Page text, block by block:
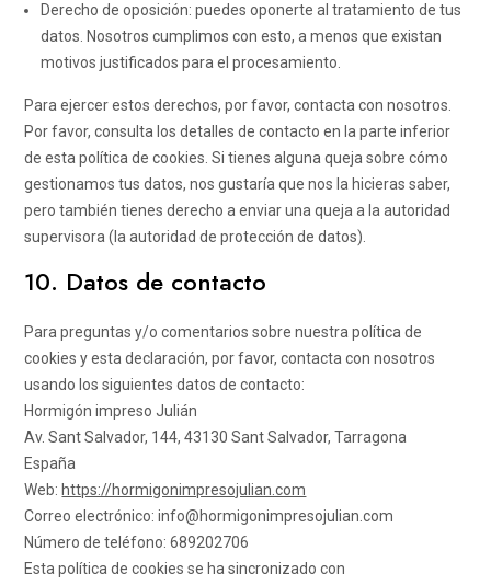
Derecho de oposición: puedes oponerte al tratamiento de tus
datos. Nosotros cumplimos con esto, a menos que existan
motivos justificados para el procesamiento.
Para ejercer estos derechos, por favor, contacta con nosotros.
Por favor, consulta los detalles de contacto en la parte inferior
de esta política de cookies. Si tienes alguna queja sobre cómo
gestionamos tus datos, nos gustaría que nos la hicieras saber,
pero también tienes derecho a enviar una queja a la autoridad
supervisora (la autoridad de protección de datos).
10. Datos de contacto
Para preguntas y/o comentarios sobre nuestra política de
cookies y esta declaración, por favor, contacta con nosotros
usando los siguientes datos de contacto:
Hormigón impreso Julián
Av. Sant Salvador, 144, 43130 Sant Salvador, Tarragona
España
Web: https://hormigonimpresojulian.com
Correo electrónico:moc.nailujoserpminogimroh@ofni
Número de teléfono: 689202706
Esta política de cookies se ha sincronizado con